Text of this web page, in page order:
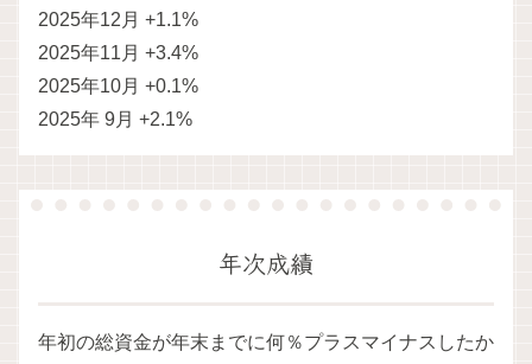
2025年12月 +1.1%
2025年11月 +3.4%
2025年10月 +0.1%
2025年 9月 +2.1%
年次成績
年初の総資金が年末までに何％プラスマイナスしたか